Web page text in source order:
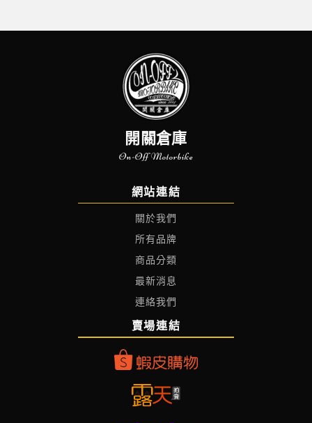
開關倉庫
On-Off Motorbike
網站連結
關於我們
所有品牌
商品分類
最新消息
連絡我們
賣場連結